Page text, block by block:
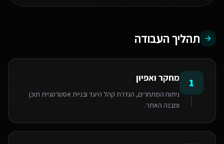
תהליך העבודה
1 מחקר ואפיון
ניתוח המתחרים, הגדרת קהל היעד ובניית אסטרטגיית תוכן
ומבנה האתר.